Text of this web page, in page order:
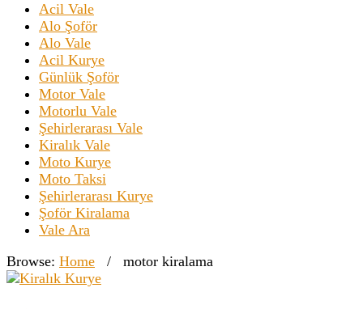
Acil Vale
Alo Şoför
Alo Vale
Acil Kurye
Günlük Şoför
Motor Vale
Motorlu Vale
Şehirlerarası Vale
Kiralık Vale
Moto Kurye
Moto Taksi
Şehirlerarası Kurye
Şoför Kiralama
Vale Ara
Browse: Home / motor kiralama